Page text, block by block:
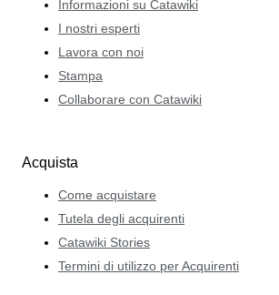
Informazioni su Catawiki
I nostri esperti
Lavora con noi
Stampa
Collaborare con Catawiki
Acquista
Come acquistare
Tutela degli acquirenti
Catawiki Stories
Termini di utilizzo per Acquirenti